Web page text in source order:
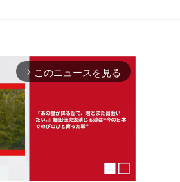
arrow_forward_ios このニュースを見る